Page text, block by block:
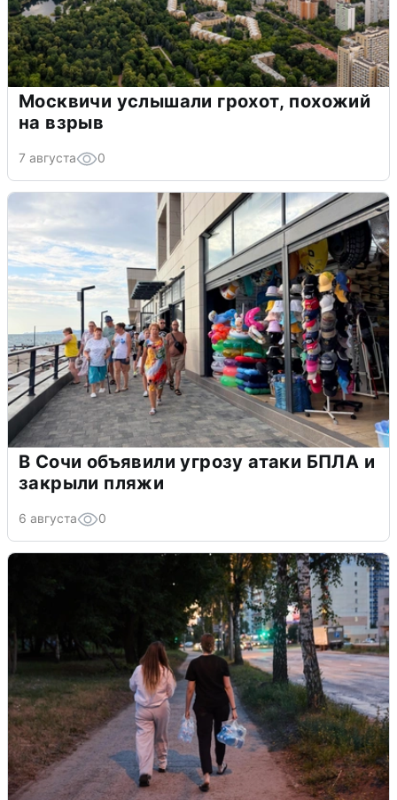
Москвичи услышали грохот, похожий
на взрыв
7 августа 0
В Сочи объявили угрозу атаки БПЛА и
закрыли пляжи
6 августа 0